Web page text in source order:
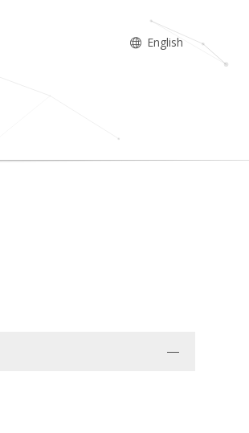
English